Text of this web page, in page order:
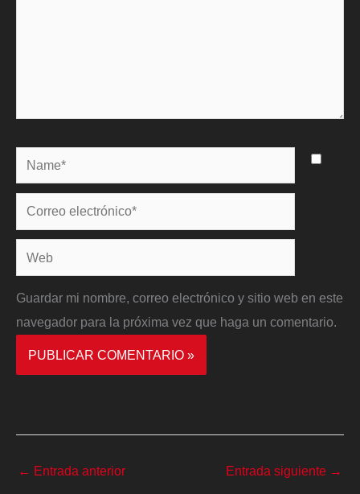
Name*
Correo
electrónico*
Web
Guardar mi nombre, correo electrónico y sitio web en este
navegador para la próxima vez que haga un comentario.
← Entrada anterior Entrada siguiente →